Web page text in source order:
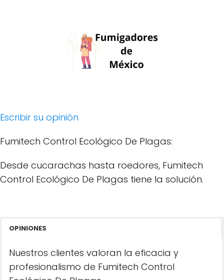
Escribir su opinión
Fumitech Control Ecológico De Plagas:
Desde cucarachas hasta roedores, Fumitech
Control Ecológico De Plagas tiene la solución.
OPINIONES
Nuestros clientes valoran la eficacia y
profesionalismo de Fumitech Control